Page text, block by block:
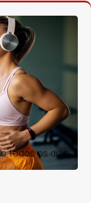
todos os dias